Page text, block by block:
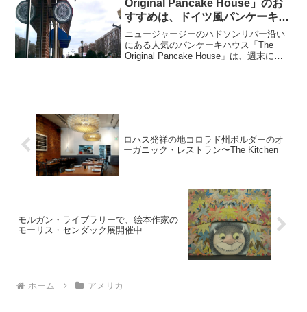
Original Pancake House」のお
すすめは、ドイツ風パンケーキの
ダッチベイビー
ニュージャージーのハドソンリバー沿い
にある人気のパンケーキハウス「The
Original Pancake House」は、週末には
ロハス発祥の地コロラド州ボルダーのオ
ーガニック・レストラン〜The Kitchen
モルガン・ライブラリーで、絵本作家の
モーリス・センダック展開催中
ホーム アメリカ